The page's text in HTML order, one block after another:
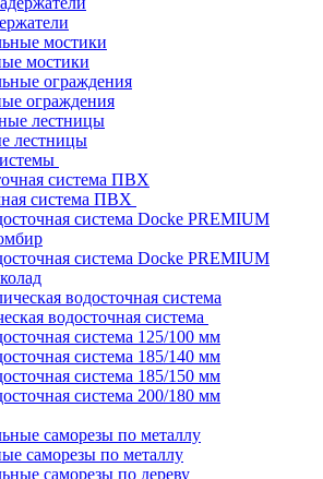
мостики
ограждения
лестницы
система ПВХ
система Docke PREMIUM
система Docke PREMIUM
водосточная система
система 125/100 мм
система 185/140 мм
система 185/150 мм
система 200/180 мм
саморезы по металлу